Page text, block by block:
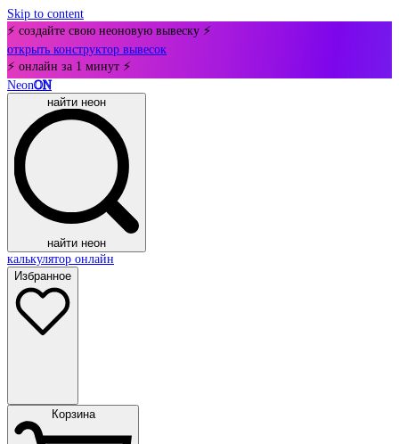
Skip to content
⚡ создайте свою неоновую вывеску ⚡
открыть конструктор вывесок
⚡ онлайн за 1 минут ⚡
NeonON
найти неон
найти неон
калькулятор онлайн
Избранное
Корзина